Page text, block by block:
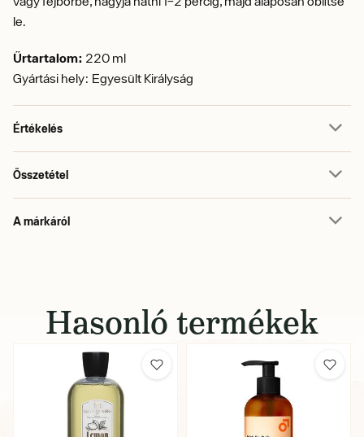
le.
Űrtartalom: 220 ml
Gyártási hely: Egyesült Királyság
Értékelés
Összetétel
A márkáról
Hasonló termékek